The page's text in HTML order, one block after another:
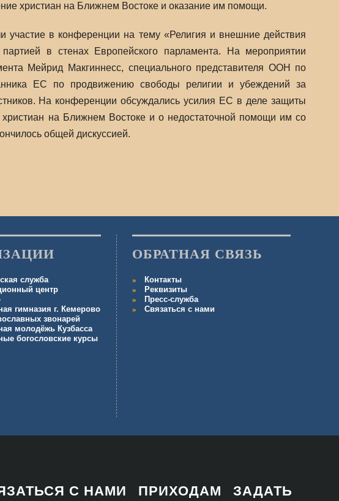
христиан на Ближнем Востоке и оказание им помощи.
в конференции на тему «Религия и внешние действия
в стенах Европейского парламента. На мероприятии
Мейрид Макгиннесс, специального представителя ООН по
ЕС по продвижению свободы религии и убеждений за
На конференции обсуждались усилия ЕС в деле защиты
на Ближнем Востоке и о недостаточной помощи им со
общей дискуссией.
служба
центр
гимназия г. Кемерово
звонарей
молодёжь Кузбасса
богословские курсы
ОБРАТНАЯ СВЯЗЬ
Контакты
Реквизиты
Пресс-служба
Связаться с нами
С НАМИ ПРИХОДАМ
ЗАДАТЬ